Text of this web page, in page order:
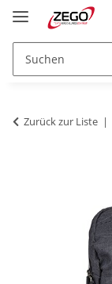
Zurück zur Liste